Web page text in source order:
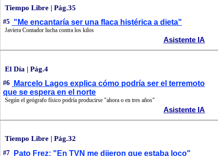
Tiempo Libre | Pág.35
#5 "Me encantaría ser una flaca histérica a dieta"
Javiera Contador lucha contra los kilos
Asistente IA
El Día | Pág.4
#6
Marcelo Lagos explica cómo podría ser el terremoto
que se espera en el norte
Según el geógrafo físico podría producirse "ahora o en tres años"
Asistente IA
Tiempo Libre | Pág.32
#7 Pato Frez: "En TVN me dijeron que estaba loco"